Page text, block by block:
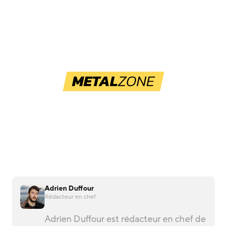
Adrien Duffour
Rédacteur en chef
Adrien Duffour est rédacteur en chef de